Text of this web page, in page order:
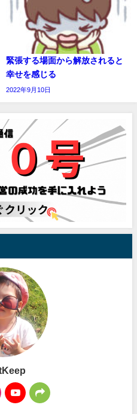
緊張する場面から解放されると
幸せを感じる
2022年9月10日